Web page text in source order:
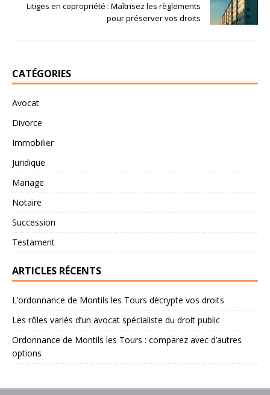
Litiges en copropriété : Maîtrisez les règlements
pour préserver vos droits
CATÉGORIES
Avocat
Divorce
Immobilier
Juridique
Mariage
Notaire
Succession
Testament
ARTICLES RÉCENTS
L’ordonnance de Montils les Tours décrypte vos droits
Les rôles variés d’un avocat spécialiste du droit public
Ordonnance de Montils les Tours : comparez avec d’autres
options